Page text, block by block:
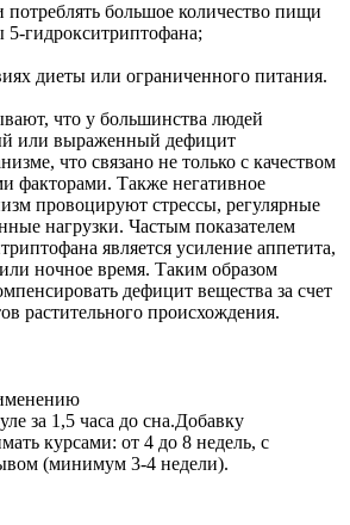
большое количество пищи
гидрокситриптофана;
диеты или ограниченного питания.
что у большинства людей
или выраженный дефицит
что связано не только с качеством
факторами. Также негативное
провоцируют стрессы, регулярные
нагрузки. Частым показателем
является усиление аппетита,
ночное время. Таким образом
дефицит вещества за счет
растительного происхождения.
за 1,5 часа до сна.Добавку
курсами: от 4 до 8 недель, с
(минимум 3-4 недели).